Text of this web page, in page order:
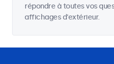
répondre à toutes vos
affichages d'extérieur.